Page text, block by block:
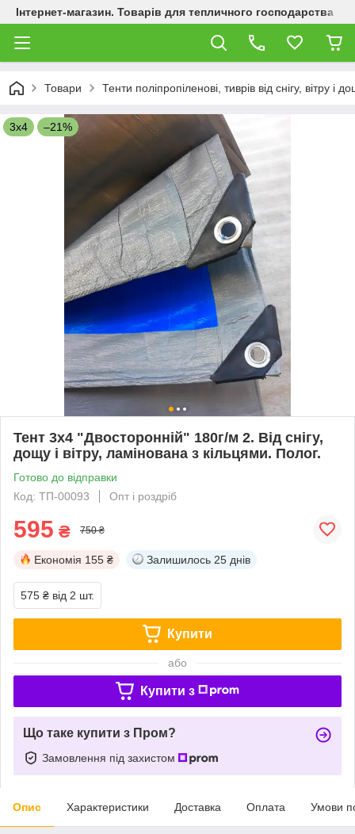
Інтернет-магазин. Товарів для тепличного господарства
Товари Тенти поліпропіленові, тиврів від снігу, вітру і
3х4 –21%
Тент 3x4 "Двосторонній" 180г/м 2. Від снігу,
дощу і вітру, ламінована з кільцями. Полог.
Готово до відправки
Код: ТП-00093
Опт і роздріб
595 ₴ 750 ₴
Економія 155 ₴ Залишилось 25 днів
575 ₴ від 2 шт.
Купити
або
Купити з
Що таке купити з Пром?
Замовлення під захистом
Опис Характеристики Доставка Оплата Умови